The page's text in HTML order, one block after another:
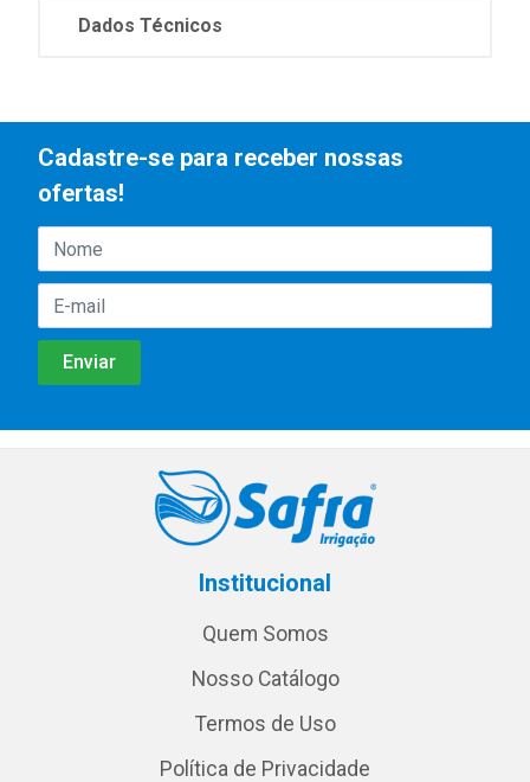
Dados Técnicos
Cadastre-se para receber nossas
ofertas!
Institucional
Quem Somos
Nosso Catálogo
Termos de Uso
Política de Privacidade